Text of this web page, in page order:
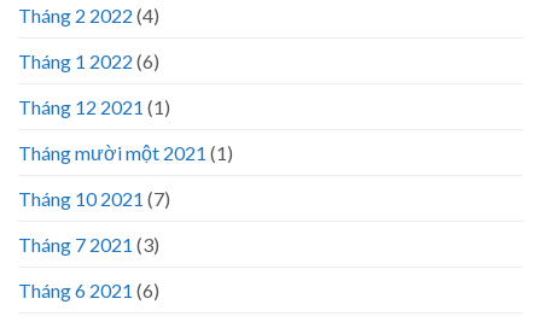
Tháng 2 2022 (4)
Tháng 1 2022 (6)
Tháng 12 2021 (1)
Tháng mười một 2021 (1)
Tháng 10 2021 (7)
Tháng 7 2021 (3)
Tháng 6 2021 (6)